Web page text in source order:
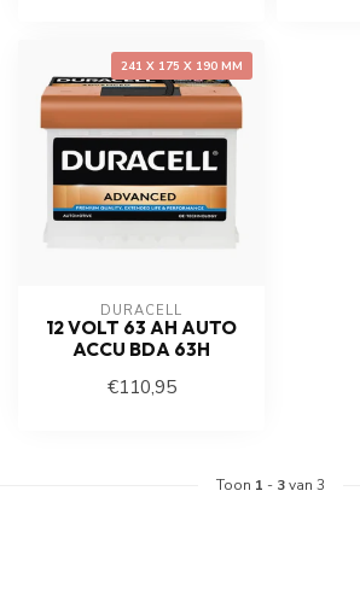
241 X 175 X 190 MM
DURACELL
12 VOLT 63 AH AUTO
ACCU BDA 63H
€110,95
Toon 1 - 3van 3